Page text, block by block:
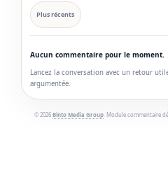
Plus récents
Aucun commentaire pour le moment.
Lancez la conversation avec un retour
argumentée.
© 2026 Binto Media Group . Module commentaire